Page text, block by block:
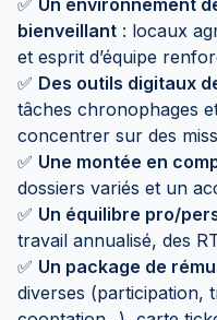
✅ Un environnement
bienveillant : locaux
et esprit d’équipe
✅ Des outils digitaux
tâches chronophages
concentrer sur des
✅ Une montée en
dossiers variés et un
✅ Un équilibre pro/
travail annualisé, des
✅ Un package de
diverses (participation,